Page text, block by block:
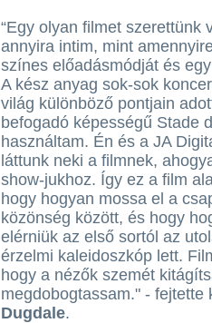
“Egy olyan filmet szerettünk
annyira intim, mint
színes előadásmódját és
A kész anyag sok-sok
világ különböző pontjain
befogadó képességű Stade
használtam. Én és a JA
láttunk neki a filmnek,
show-jukhoz. Így ez a film
hogy hogyan mossa el a
közönség között, és hogy
elérniük az első sortól az
érzelmi kaleidoszkóp lett.
hogy a nézők szemét
megdobogtassam." -
Dugdale.